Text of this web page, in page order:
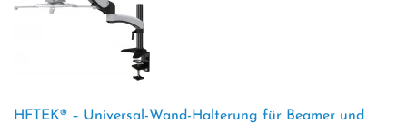
HFTEK® – Universal-Wand-Halterung für Beamer und